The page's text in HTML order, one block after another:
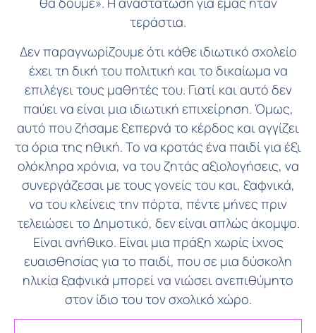
τεράστια.
Δεν παραγνωρίζουμε ότι κάθε ιδιωτικό σχολείο
έχει τη δική του πολιτική και το δικαίωμα να
επιλέγει τους μαθητές του. Γιατί και αυτό δεν
παύει να είναι μια ιδιωτική επιχείρηση. Όμως,
αυτό που ζήσαμε ξεπερνά το κέρδος και αγγίζει
τα όρια της ηθική. Το να κρατάς ένα παιδί για έξι
ολόκληρα χρόνια, να του ζητάς αξιολογήσεις, να
συνεργάζεσαι με τους γονείς του και, ξαφνικά,
να του κλείνεις την πόρτα, πέντε μήνες πριν
τελειώσει το Δημοτικό, δεν είναι απλώς άκομψο.
Είναι ανήθικο. Είναι μια πράξη χωρίς ίχνος
ευαισθησίας για το παιδί, που σε μια δύσκολη
ηλικία ξαφνικά μπορεί να νιώσει ανεπιθύμητο
στον ίδιο του τον σχολικό χώρο.